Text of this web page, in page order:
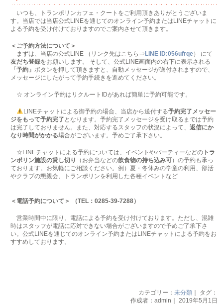
いつも、トランポリンカフェ・クートをご利用頂きありがとうございま
す。当店では当店公式LINEを通じてのオンライン予約またはLINEチャットに
よる予約を受け付けておりますのでご案内させて頂きます。
＜ご予約方法について＞
まずは、当店の公式LINE （リンク先はこちら⇒LINE ID:056ufrqe） にて
友だち登録をお願いします。 そして、公式LINE画面内の右下に表示される
「予約」 ボタンを押して頂きますと、自動メッセージが送付されますので、
メッセージにしたがって予約手続きを進めてください。
☆ オンライン予約はリクルートIDがあれば簡単に予約可能です。
LINEチャットによる御予約の場合、当店から送付する予約完了メッセー
ジをもって予約完了 となります。予約完了メッセージを受け取るまでは予約
は完了しておりません。また、対応するスタッフの状況によって、返信にか
なり時間がかかる場合がございます。予めご了承下さい。
☆LINEチャットによる予約については、イベントやパーティーなどの トラ
ンポリン施設の貸し切り
（お弁当などの飲食物の持ち込み可）の予約も承っ
ております。お気軽にご相談ください。例）夏・冬休みの学童の利用、部活
やクラブの懇親会、トランポリンを利用した各種イベントなど
＜電話予約について＞ （TEL：0285-39-7288）
営業時間中に限り、電話による予約を受け付けております。ただし、混雑
時はスタッフが電話に応対できない場合がございますので予めご了承下さ
い。公式LINEを通じてのオンライン予約またはLINEチャットによる予約をお
すすめしております。
カテゴリー： 未分類｜ タグ：
作成者：admin｜ 2019年5月1日